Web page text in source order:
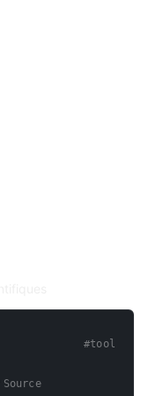
#tool
Source